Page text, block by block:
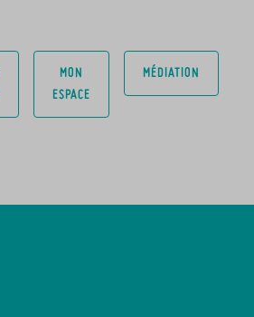
MON
ESPACE
MÉDIATION